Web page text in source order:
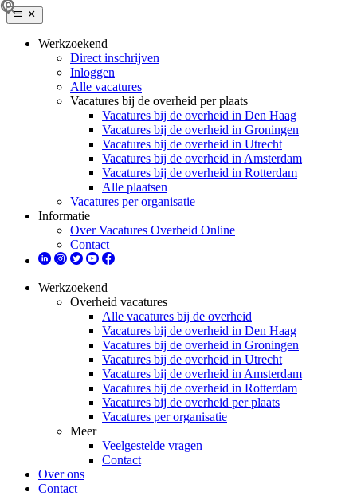
Werkzoekend
Direct inschrijven
Inloggen
Alle vacatures
Vacatures bij de overheid per plaats
Vacatures bij de overheid in Den Haag
Vacatures bij de overheid in Groningen
Vacatures bij de overheid in Utrecht
Vacatures bij de overheid in Amsterdam
Vacatures bij de overheid in Rotterdam
Alle plaatsen
Vacatures per organisatie
Informatie
Over Vacatures Overheid Online
Contact
Werkzoekend
Overheid vacatures
Alle vacatures bij de overheid
Vacatures bij de overheid in Den Haag
Vacatures bij de overheid in Groningen
Vacatures bij de overheid in Utrecht
Vacatures bij de overheid in Amsterdam
Vacatures bij de overheid in Rotterdam
Vacatures bij de overheid per plaats
Vacatures per organisatie
Meer
Veelgestelde vragen
Contact
Over ons
Contact